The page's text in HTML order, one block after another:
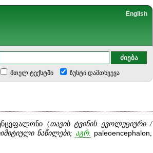
English
მთელ ტექსტში ზუსტი დამთხვევა
(თავის ტვინის ევოლუციური /
ნაწილები; აგრ. paleoencephalon